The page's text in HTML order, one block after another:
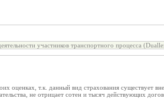
участников транспортного процесса
оценках, т.к. данный вид страхования существует
не отрицает сотен и тысяч действующих